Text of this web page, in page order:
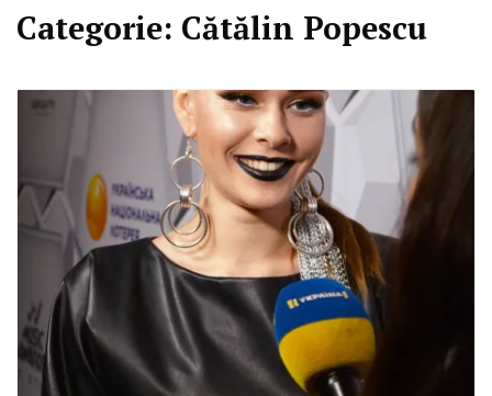
Categorie: Cătălin Popescu